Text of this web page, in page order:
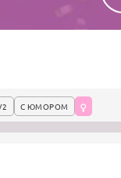
С ЮМОРОМ